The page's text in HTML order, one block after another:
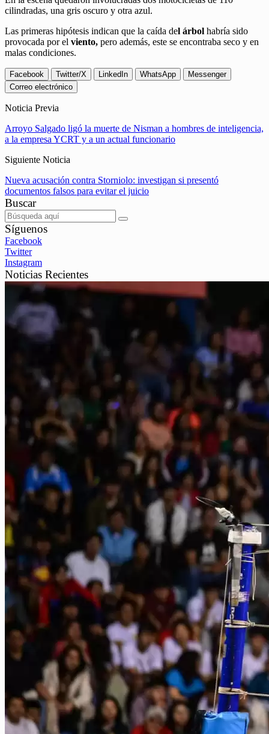
cilindradas, una gris oscuro y otra azul.
Las primeras hipótesis indican que la caída del árbol habría sido
provocada por el viento, pero además, este se encontraba seco y en
malas condiciones.
Facebook Twitter/X LinkedIn WhatsApp
Messenger
Correo electrónico
Noticia Previa
Arroyo Salgado ligó la muerte de Nisman a hombres de inteligencia,
a la empresa YCRT y a un actual funcionario
Siguiente Noticia
Nueva acusación contra Storniolo: investigan si presentó
documentos falsos para evitar el juicio
Buscar
Síguenos
Facebook
Twitter
Instagram
Noticias Recientes